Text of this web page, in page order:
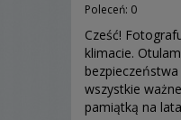
Poleceń: 0
Cześć!
klimacie.
wszystkie
pamiątką na